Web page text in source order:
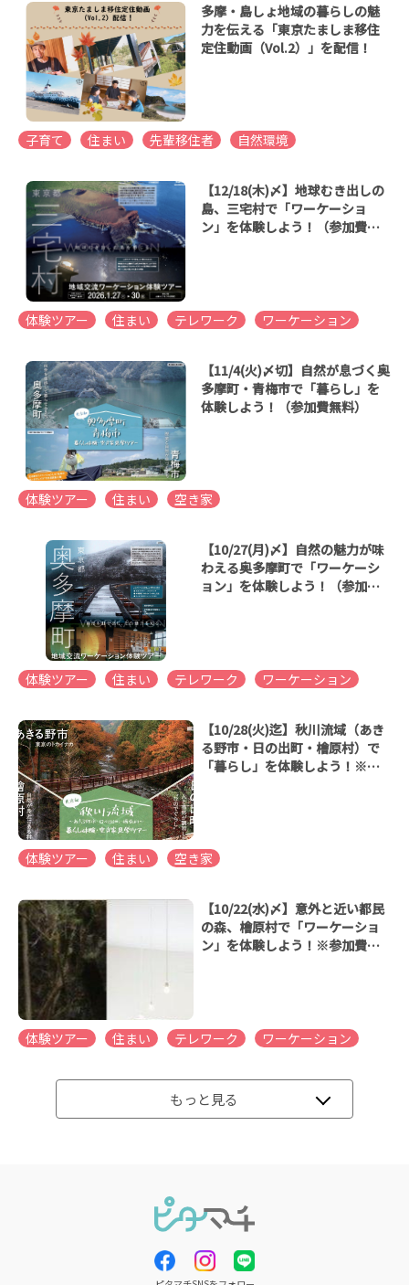
多摩・島しょ地域の暮らしの魅
力を伝える「東京たましま移住
定住動画（Vol.2）」を配信！
子育て 住まい 先輩移住者 自然環境
【12/18(木)〆】地球むき出しの
島、三宅村で「ワーケーショ
ン」を体験しよう！（参加費無
体験ツアー 住まい テレワーク ワーケーション
【11/4(火)〆切】自然が息づく奥
多摩町・青梅市で「暮らし」を
体験しよう！（参加費無料）
体験ツアー 住まい 空き家
【10/27(月)〆】自然の魅力が味
わえる奥多摩町で「ワーケーシ
ョン」を体験しよう！（参加費
体験ツアー 住まい テレワーク ワーケーション
【10/28(火)迄】秋川流域（あき
る野市・日の出町・檜原村）で
「暮らし」を体験しよう！※参
体験ツアー 住まい 空き家
【10/22(水)〆】意外と近い都民
の森、檜原村で「ワーケーショ
ン」を体験しよう！※参加費無
体験ツアー 住まい テレワーク ワーケーション
もっと見る